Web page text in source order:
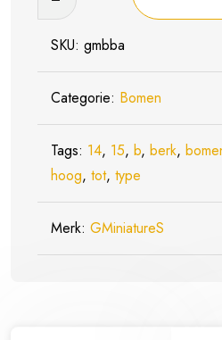
Type
B
-
14
tot
15
cm
hoog
(gmbba)
SKU: gmbba
Categorie: Bomen
Tags: 14, 15, b, berk,
hoog, tot, type
Merk: GMiniatureS